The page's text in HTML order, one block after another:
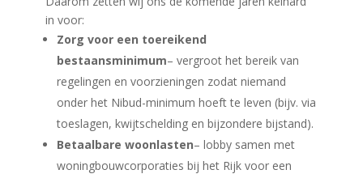
in voor:
Zorg voor een toereikend
bestaansminimum– vergroot het bereik van
regelingen en voorzieningen zodat niemand
onder het Nibud-minimum hoeft te leven (bijv. via
toeslagen, kwijtschelding en bijzondere bijstand).
Betaalbare woonlasten– lobby samen met
woningbouwcorporaties bij het Rijk voor een